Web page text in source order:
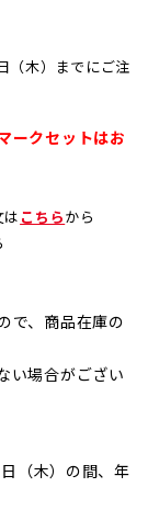
木）までにご注
ークセットはお
こちらから
で、商品在庫の
い場合がござい
（木）の間、年